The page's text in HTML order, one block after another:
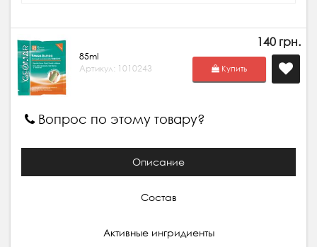
85ml
Артикул: 1010243
140 грн.
Купить
Вопрос по этому товару?
Описание
Состав
Активные ингридиенты